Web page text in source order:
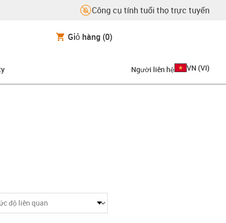
Công cụ tính tuổi thọ trực tuyến
Giỏ hàng (0)
Người liên hệ VN (VI)